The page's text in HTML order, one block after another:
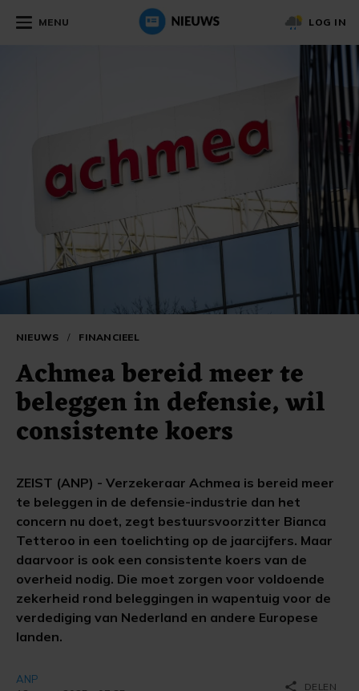
MENU LOG IN
NIEUWS / FINANCIEEL
Achmea bereid meer te
beleggen in defensie, wil
consistente koers
ZEIST (ANP) - Verzekeraar Achmea is bereid meer
te beleggen in de defensie-industrie dan het
concern nu doet, zegt bestuursvoorzitter Bianca
Tetteroo in een toelichting op de jaarcijfers. Maar
daarvoor is ook een consistente koers van de
overheid nodig. Die moet zorgen voor voldoende
zekerheid rond beleggingen in wapentuig voor de
verdediging van Nederland en andere Europese
landen.
ANP
share DELEN